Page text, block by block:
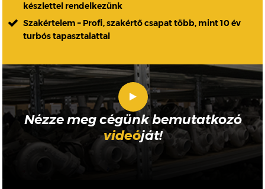
készlettel rendelkezünk
Szakértelem – Profi, szakértő csapat több, mint 10 év
turbós tapasztalattal
Nézze meg cégünk bemutatkozó
videóját!